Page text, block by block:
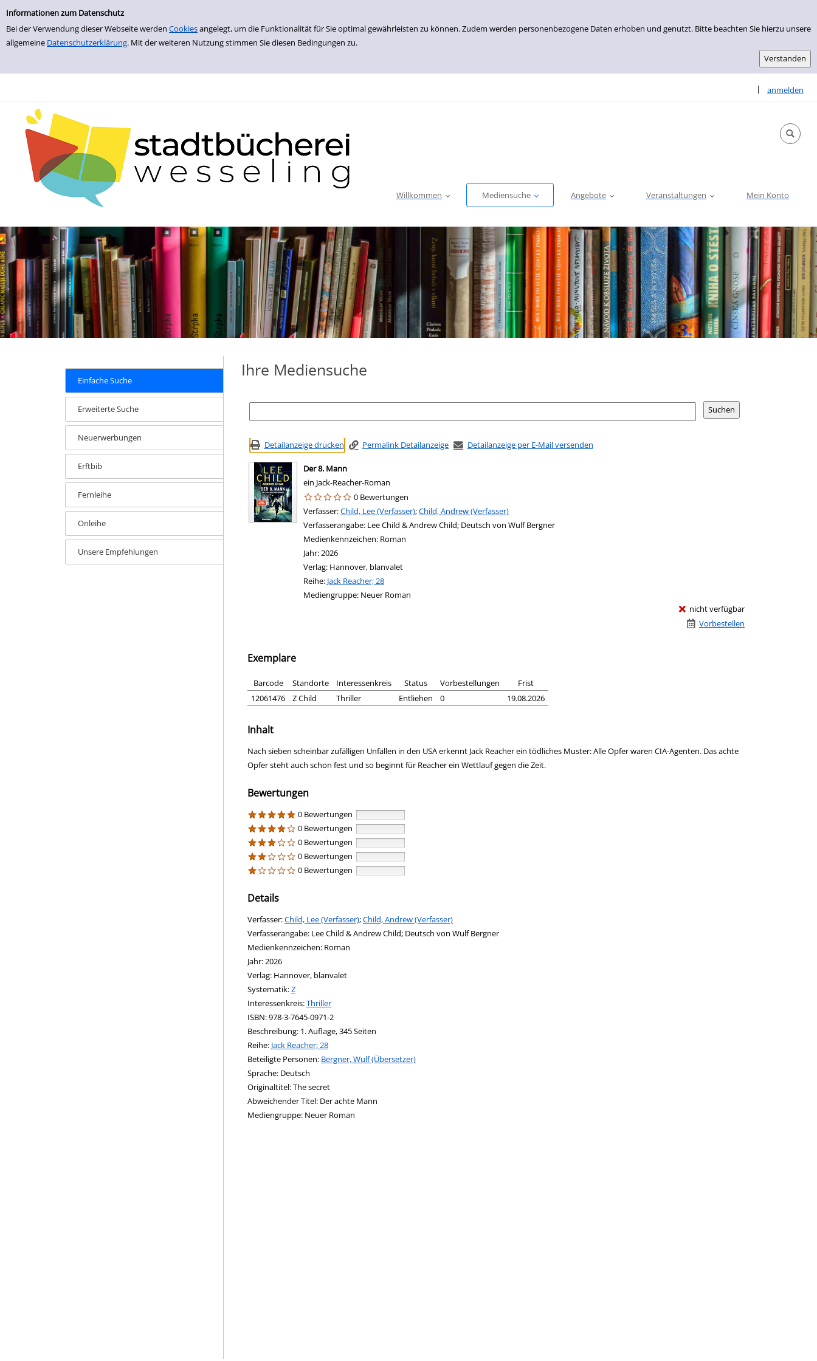
Informationen zum Datenschutz
Bei der Verwendung dieser Webseite werden Cookiesangelegt, um die Funktionalität für Sie optimal gewährleisten zu können. Zudem werden personenbezogene Daten erhoben und genutzt. Bitte beachten Sie hierzu unsere
allgemeine Datenschutzerklärung. Mit der weiteren Nutzung stimmen Sie diesen Bedingungen zu.
zur Navigation springen
zum Inhalt springen
Zur Detailanzeige springen
| anmelden
Sprache
Willkommen Mediensuche Angebote Veranstaltungen Mein Konto
Einfache Suche
Erweiterte Suche
Neuerwerbungen
Erftbib
Fernleihe
Onleihe
Unsere Empfehlungen
Ihre Mediensuche
Detailanzeige drucken Permalink Detailanzeige Detailanzeige per E-Mail versenden
Der 8. Mann
ein Jack-Reacher-Roman
0 Bewertungen
Verfasser:Suche nach diesem Verfasser
Child, Lee (Verfasser);Child, Andrew (Verfasser)
Verfasserangabe: Lee Child & Andrew Child; Deutsch von Wulf Bergner
Medienkennzeichen: Roman
Jahr:2026
Verlag: Hannover, blanvalet
Reihe: Jack Reacher; 28
Mediengruppe: Neuer Roman
nicht verfügbar
Vorbestellen
Exemplare
Barcode Standorte Interessenkreis Status Vorbestellungen
Frist
12061476
Z Child Thriller Entliehen 0 19.08.2026
Inhalt
Nach sieben scheinbar zufälligen Unfällen in den USA erkennt Jack Reacher ein tödliches Muster: Alle Opfer waren CIA-Agenten. Das achte
Opfer steht auch schon fest und so beginnt für Reacher ein Wettlauf gegen die Zeit.
Bewertungen
0 Bewertungen
0 Bewertungen
0 Bewertungen
0 Bewertungen
0 Bewertungen
Details
Verfasser:Suche nach diesem Verfasser
Child, Lee (Verfasser);Child, Andrew (Verfasser)
Verfasserangabe: Lee Child & Andrew Child; Deutsch von Wulf Bergner
Medienkennzeichen: Roman
Jahr:2026
Verlag: Hannover, blanvalet
opens in new tab
Diesen Link in neuem Tab öffnen
Systematik:Suche nach dieser Systematik
Z
Interessenkreis:Suche nach diesem Interessenskreis
Thriller
ISBN:978-3-7645-0971-2
Beschreibung: 1. Auflage, 345 Seiten
Reihe: Jack Reacher; 28
Beteiligte Personen: Suche nach dieser Beteiligten Person
Bergner, Wulf (Übersetzer)
Sprache: Deutsch
Originaltitel:The secret
Abweichender Titel: Der achte Mann
Mediengruppe: Neuer Roman